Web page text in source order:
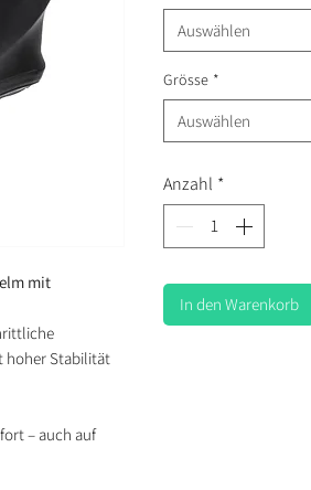
mit
hoher Stabilität
– auch auf
Auswählen
Grösse *
Auswählen
Anzahl *
In den Warenkorb